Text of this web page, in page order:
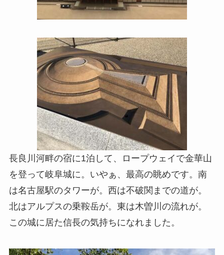
長良川河畔の宿に1泊して、ロープウェイで金華山
を登って岐阜城に。いやぁ、最高の眺めです。南
は名古屋駅のタワーが。西は不破関までの道が。
北はアルプスの乗鞍岳が。東は木曽川の流れが。
この城に居た信長の気持ちになれました。